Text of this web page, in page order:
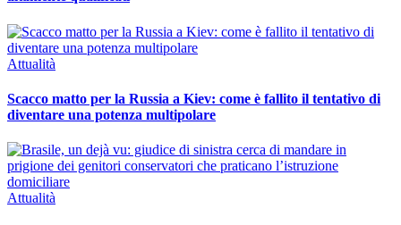
Attualità
Scacco matto per la Russia a Kiev: come è fallito il tentativo di
diventare una potenza multipolare
Attualità